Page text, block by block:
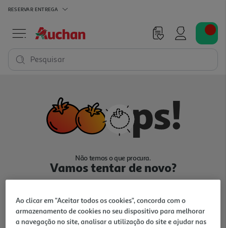
RESERVAR ENTREGA
Pesquisar
Não temos o que procura.
Vamos tentar de novo?
Ao clicar em "Aceitar todos os cookies", concorda com o
armazenamento de cookies no seu dispositivo para melhorar
a navegação no site, analisar a utilização do site e ajudar nas